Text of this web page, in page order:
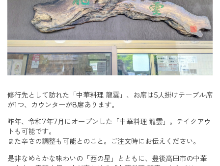
修行先として訪れた「中華料理 龍雲」、お席は5人掛けテーブル席
が1つ、カウンターが8席あります。
昨年、令和7年7月にオープンした「中華料理 龍雲」。テイクアウ
トも可能です。
また辛さの調整も可能とのこと。ご注文時にお伝えください。
是非なめらかな味わいの「西の星」とともに、豊後高田市の中華